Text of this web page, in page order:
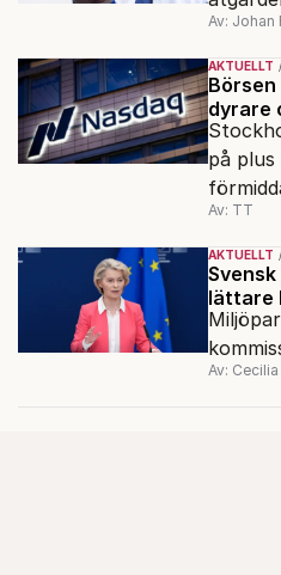
Av: Johan
AKTUELLT
dyrare
på plus
oljepris
Av: TT
AKTUELLT
Svensk
lättare
Av: